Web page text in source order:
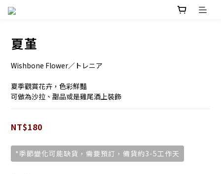
夏堇
Wishbone Flower／トレニア
夏季觀賞花卉，色彩鮮豔
可做為沙拉、甜品或是雞尾酒上裝飾
NT$180
*季節變化可能缺貨，需要預訂，備貨約3-5工作天